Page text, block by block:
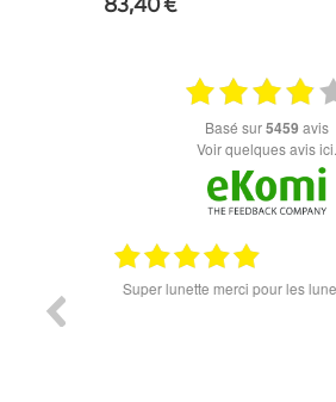
83,40 €
basé sur5459 avis
Voir quelques avis ici.
Super lunette merci pour les